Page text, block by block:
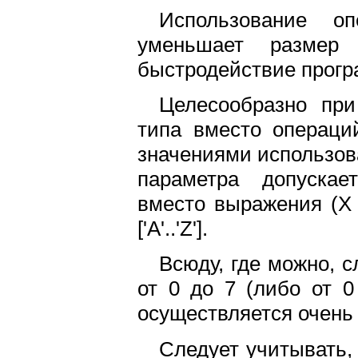
Использование
уменьшает
быстродействие
Целесообразно
типа вместо
значениями
параметра
вместо выражения
['A'..'Z'].
Всюду, где можно,
от 0 до 7 (либо от
осуществляется
Следует